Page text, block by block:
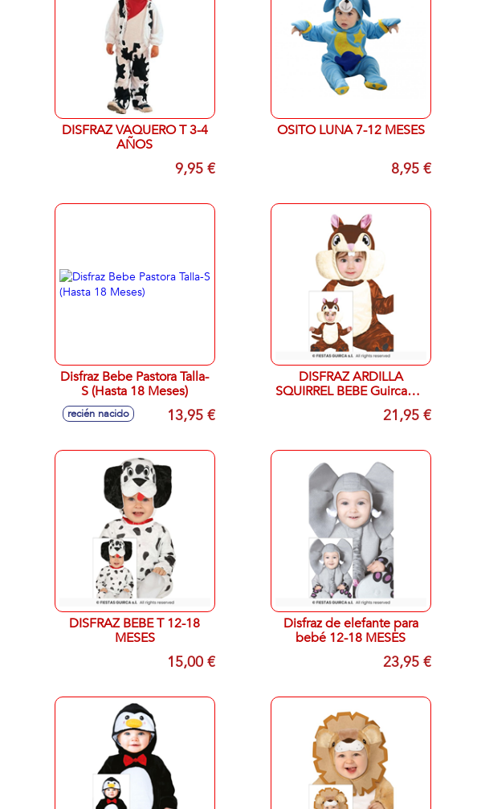
DISFRAZ VAQUERO T 3-4
AÑOS
9,95 €
OSITO LUNA 7-12 MESES
8,95 €
Disfraz Bebe Pastora Talla-
S (Hasta 18 Meses)
recién nacido 13,95 €
DISFRAZ ARDILLA
SQUIRREL BEBE Guirca12-
21,95 €
DISFRAZ BEBE T 12-18
MESES
15,00 €
Disfraz de elefante para
bebé 12-18 MESES
23,95 €